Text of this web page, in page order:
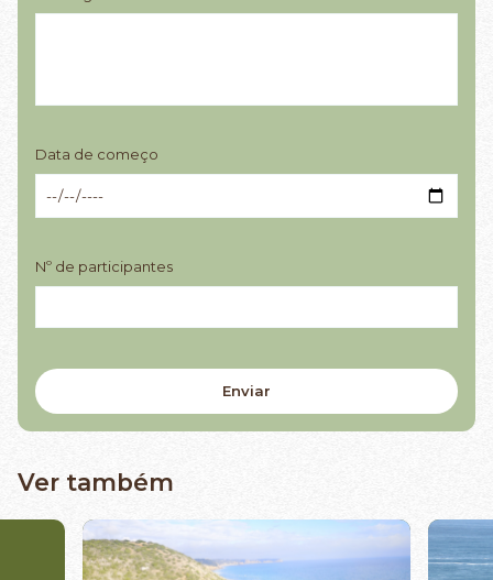
Data de começo
Nº de participantes
Ver também